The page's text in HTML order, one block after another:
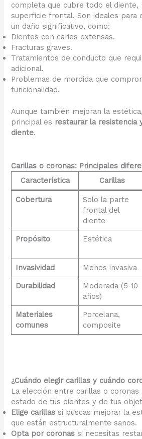
completa que cubre todo el diente,
superficie frontal. Son ideales para
un daño significativo, como:
Dientes con caries extensas.
Fracturas graves.
Tratamientos de conducto que
adicional.
Problemas de mordida que
funcionalidad.
Aunque también mejoran la
principal es restaurar la resistencia
diente.
Carillas o coronas: Principales
Característica
Carillas
Cobertura
Solo la parte
frontal del
diente
Propósito Estética
Invasividad
Menos invasiva
Durabilidad
Moderada (5-10
años)
Materiales
comunes
Porcelana,
composite
¿Cuándo elegir carillas y cuándo
La elección entre carillas o
estado de tus dientes y de tus
Elige carillas si buscas mejorar la
que están estructuralmente sanos.
Opta por coronas si necesitas